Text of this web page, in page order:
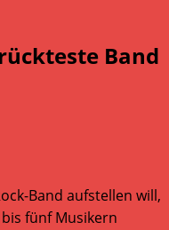
Band
Band aufstellen will,
fünf Musikern